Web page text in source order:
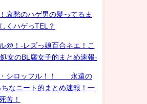
哀愁のハゲ男の髪ってるま
くハゲっTEL？
@！-レズっ娘百合ネエ！こ
女のBL腐女子的まとめ速報-
・シロッフル！！ 永遠の
なニート的まとめ速報！一
苦！